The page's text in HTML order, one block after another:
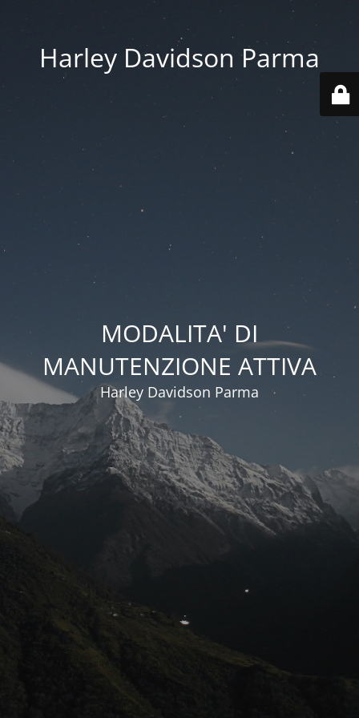
Harley Davidson Parma
MODALITA' DI
MANUTENZIONE ATTIVA
Harley Davidson Parma